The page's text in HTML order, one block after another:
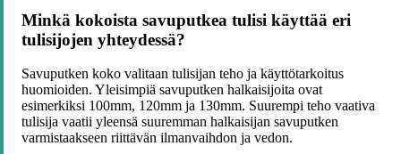
Minkä kokoista savuputkea tulisi käyttää eri
tulisijojen yhteydessä?
Savuputken koko valitaan tulisijan teho ja käyttötarkoitus
huomioiden. Yleisimpiä savuputken halkaisijoita ovat
esimerkiksi 100mm, 120mm ja 130mm. Suurempi teho vaativa
tulisija vaatii yleensä suuremman halkaisijan savuputken
varmistaakseen riittävän ilmanvaihdon ja vedon.